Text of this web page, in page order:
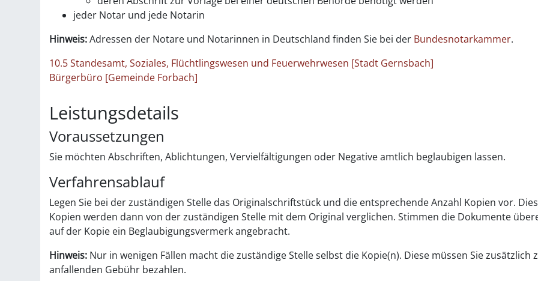
jeder Notar und jede Notarin
Hinweis:Adressen der Notare und Notarinnen in Deutschland finden Sie bei der Bundesnotarkammer.
10.5 Standesamt, Soziales, Flüchtlingswesen und Feuerwehrwesen [Stadt Gernsbach]
Bürgerbüro [Gemeinde Forbach]
Leistungsdetails
Voraussetzungen
Sie möchten Abschriften, Ablichtungen, Vervielfältigungen oder Negative amtlich beglaubigen lassen.
Verfahrensablauf
Legen Sie bei der zuständigen Stelle das Originalschriftstück und die entsprechende Anzahl Kopien vor.
Kopien werden dann von der zuständigen Stelle mit dem Original verglichen. Stimmen die Dokumente
auf der Kopie ein Beglaubigungsvermerk angebracht.
Hinweis: Nur in wenigen Fällen macht die zuständige Stelle selbst die Kopie(n). Diese müssen Siezusätzlich
anfallenden Gebühr bezahlen.